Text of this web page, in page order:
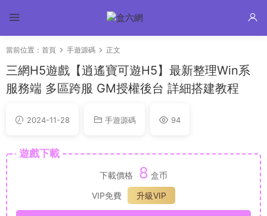
當前位置： 首頁 手遊源碼 正文
三網H5遊戲【逍遙寶可遊H5】最新整理Win系
服務端 多區跨服 GM授權後台 詳細搭建教程
2024-11-28 手遊源碼 94
遊戲下載
下載價格 8 盒币
VIP免費
升級VIP